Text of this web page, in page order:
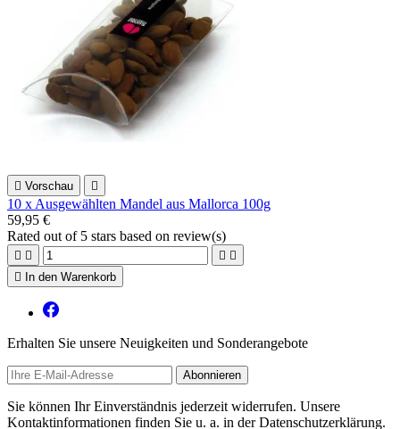
 Vorschau 
10 x Ausgewählten Mandel aus Mallorca 100g
59,95 €
Rated out of 5 stars based on review(s)
   

In den Warenkorb
Erhalten Sie unsere Neuigkeiten und Sonderangebote
Sie können Ihr Einverständnis jederzeit widerrufen. Unsere
Kontaktinformationen finden Sie u. a. in der Datenschutzerklärung.